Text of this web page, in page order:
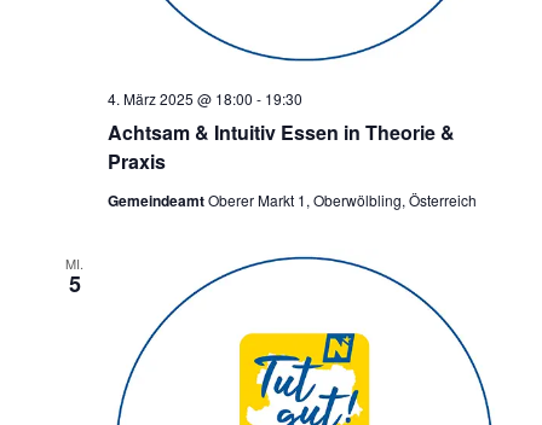
Achtsam & Intuitiv Essen in Theorie &
Praxis
4. März 2025 @ 18:00 - 19:30
GemeindeamtOberer Markt 1, Oberwölbling, Österreich
MI.
5